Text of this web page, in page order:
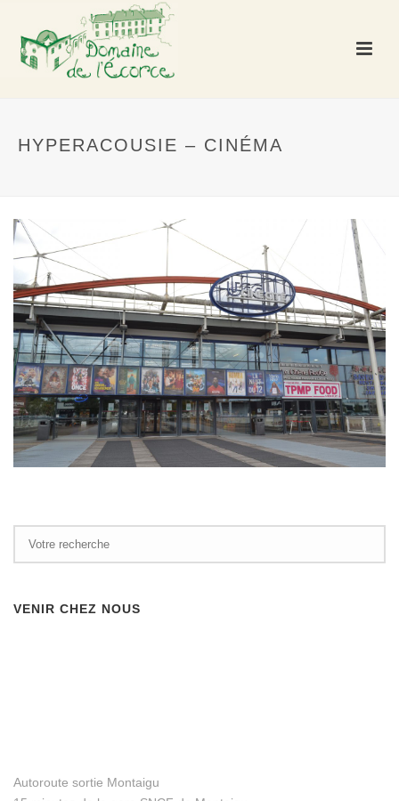
HYPERACOUSIE – CINÉMA
VENIR CHEZ NOUS
Autoroute sortie Montaigu